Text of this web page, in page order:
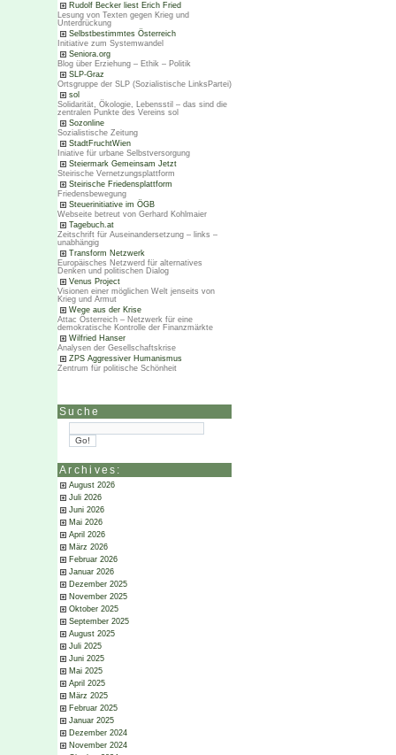
Rudolf Becker liest Erich Fried
Lesung von Texten gegen Krieg und
Unterdrückung
Selbstbestimmtes Österreich
Initiative zum Systemwandel
Seniora.org
Blog über Erziehung – Ethik – Politik
SLP-Graz
Ortsgruppe der SLP (Sozialistische LinksPartei)
sol
Solidarität, Ökologie, Lebensstil – das sind die
zentralen Punkte des Vereins sol
Sozonline
Sozialistische Zeitung
StadtFruchtWien
Iniative für urbane Selbstversorgung
Steiermark Gemeinsam Jetzt
Steirische Vernetzungsplattform
Steirische Friedensplattform
Friedensbewegung
Steuerinitiative im ÖGB
Webseite betreut von Gerhard Kohlmaier
Tagebuch.at
Zeitschrift für Auseinandersetzung – links –
unabhängig
Transform Netzwerk
Europäisches Netzwerd für alternatives
Denken und politischen Dialog
Venus Project
Visionen einer möglichen Welt jenseits von
Krieg und Armut
Wege aus der Krise
Attac Österreich – Netzwerk für eine
demokratische Kontrolle der Finanzmärkte
Wilfried Hanser
Analysen der Gesellschaftskrise
ZPS Aggressiver Humanismus
Zentrum für politische Schönheit
Suche
Archives:
August 2026
Juli 2026
Juni 2026
Mai 2026
April 2026
März 2026
Februar 2026
Januar 2026
Dezember 2025
November 2025
Oktober 2025
September 2025
August 2025
Juli 2025
Juni 2025
Mai 2025
April 2025
März 2025
Februar 2025
Januar 2025
Dezember 2024
November 2024